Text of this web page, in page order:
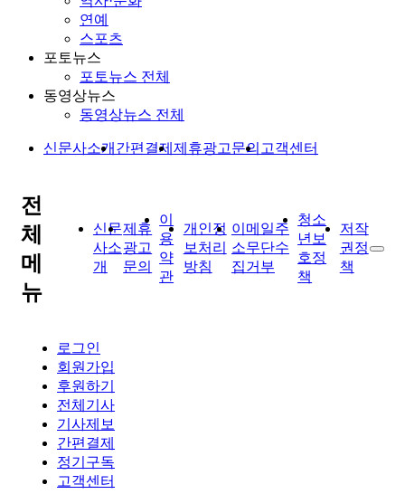
연예
스포츠
포토뉴스
포토뉴스 전체
동영상뉴스
동영상뉴스 전체
신문사소개 간편결제 제휴광고문의 고객센터
전
체
메
뉴
신문
사소
개
제휴
광고
문의
이
용
약
관
개인정
보처리
방침
이메일주
소무단수
집거부
청소
년보
호정
책
저작
권정
책
로그인
회원가입
후원하기
전체기사
기사제보
간편결제
정기구독
고객센터